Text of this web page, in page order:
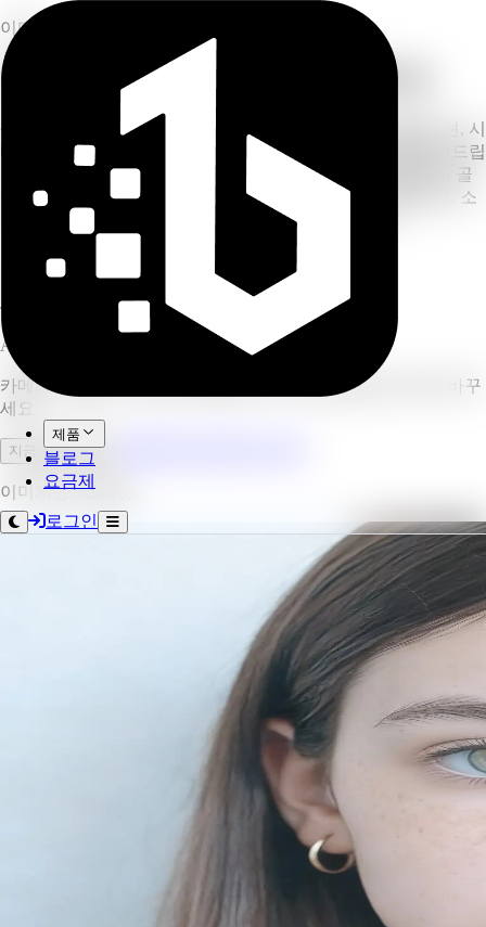
제품
블로그
요금제
로그인
이미지
주머니 속 전문 AI 인물 사진 스튜디오
셀피나 일상 사진을 업로드하면 전설적인 카메라 시뮬레이션, 시
네마틱 조명, 시대를 초월한 문화적 미학으로 걸작을 만들어드립
니다. 프로필 증명사진, 패션 화보, 후지필름과 코닥 필름 룩, 골
든아워 글로우, 클래식 중국 왕조 스타일 중에서 선택하세요. 소
셜 미디어, 링크드인, 개인 소장용으로도 완벽합니다.
사진 스타일
배치당 사진 수
4.9/5
사용자 평점
AI 인물 사진 생성기
카메라와 필름 스타일로 셀피를 스튜디오급 인물 사진으로 바꾸
세요.
지금 사용해 보기
이미지당 5크레딧.